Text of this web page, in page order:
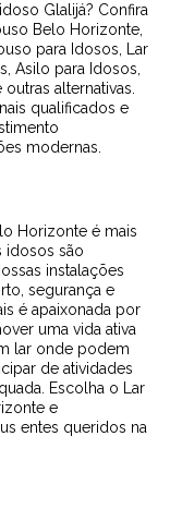
Glalijá? Confira
Belo Horizonte,
para Idosos, Lar
Asilo para Idosos,
alternativas.
qualificados e
modernas.
Horizonte é mais
idosos são
instalações
segurança e
é apaixonada por
uma vida ativa
lar onde podem
de atividades
Escolha o Lar
e
entes queridos na